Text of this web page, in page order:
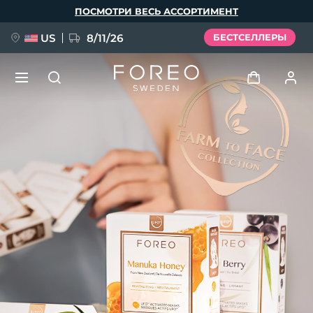
ПОСМОТРИ ВЕСЬ АССОРТИМЕНТ
US 8/11/26 БЕСТСЕЛЛЕРЫ
Войти
Профиль пользователя
Мои приборы
Мои заказы
Мои адреса
Мои подписки
FAQ™ Pure Beauty-Tech Elixir
BREAKING NEWS
issa™ Teeth Whitening Set
English Deutsch
Español
Français
Italiano
Português
Polski
Svenska
Русский
简体中文 繁體中文